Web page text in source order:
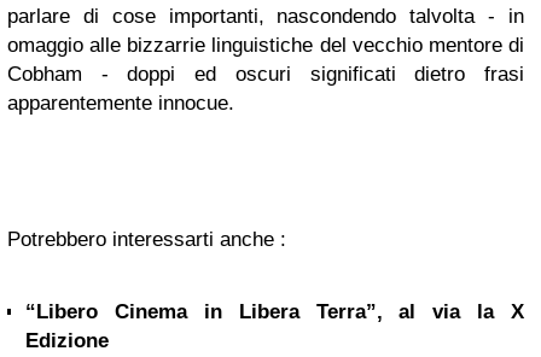
parlare di cose importanti, nascondendo talvolta - in
omaggio alle bizzarrie linguistiche del vecchio mentore di
Cobham - doppi ed oscuri significati dietro frasi
apparentemente innocue.
Potrebbero interessarti anche :
“Libero Cinema in Libera Terra”, al via la X
Edizione